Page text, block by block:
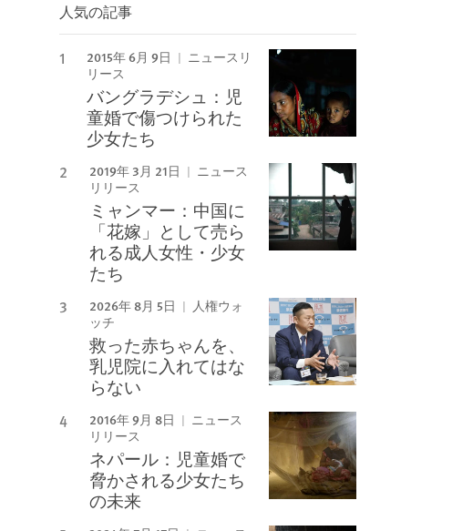
Image
人気の記事
2015年 6月 9日
ニュースリ
リース
バングラデシュ：児
童婚で傷つけられた
少女たち
2019年 3月 21日
ニュース
リリース
ミャンマー：中国に
「花嫁」として売ら
れる成人女性・少女
たち
2026年 8月 5日
人権ウォ
ッチ
救った赤ちゃんを、
乳児院に入れてはな
らない
2016年 9月 8日
ニュース
リリース
ネパール：児童婚で
脅かされる少女たち
の未来